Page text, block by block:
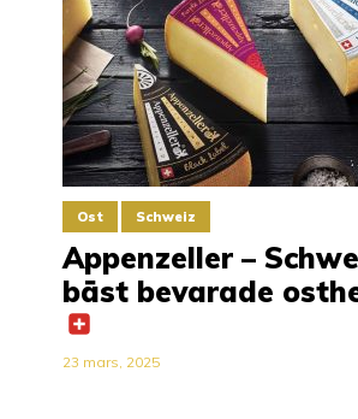
Ost Schweiz
Appenzeller –
bäst bevarade
23 mars, 2025